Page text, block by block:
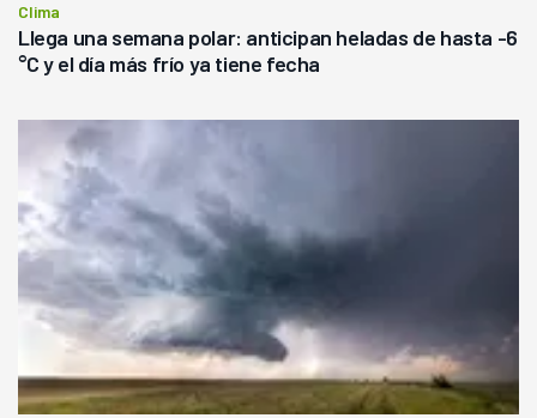
Clima
Llega una semana polar: anticipan heladas de hasta -6
°C y el día más frío ya tiene fecha